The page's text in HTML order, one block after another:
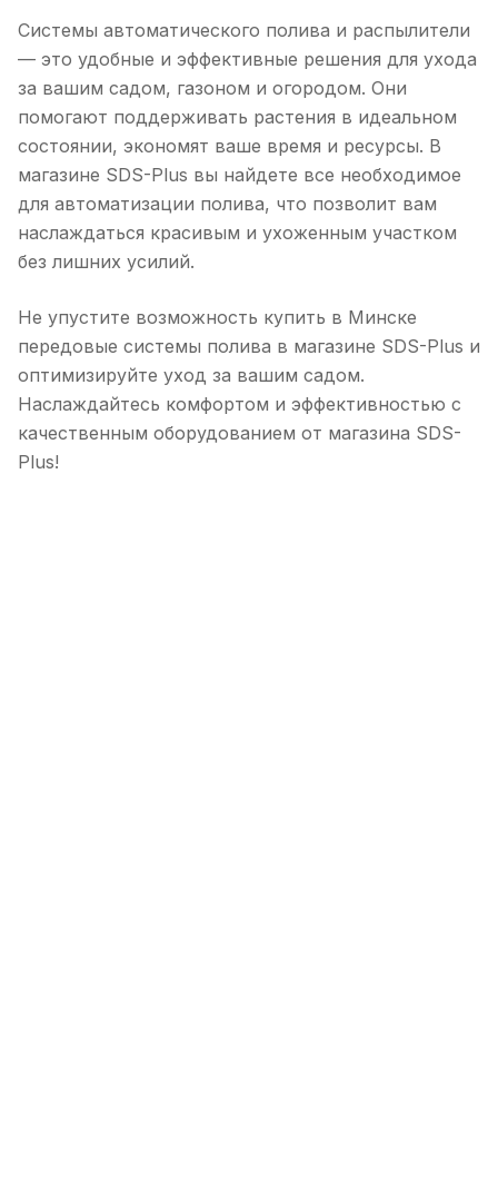
Системы автоматического полива и распылители
— это удобные и эффективные решения для ухода
за вашим садом, газоном и огородом. Они
помогают поддерживать растения в идеальном
состоянии, экономят ваше время и ресурсы. В
магазине SDS-Plus вы найдете все необходимое
для автоматизации полива, что позволит вам
наслаждаться красивым и ухоженным участком
без лишних усилий.
Не упустите возможность купить в Минске
передовые системы полива в магазине SDS-Plus и
оптимизируйте уход за вашим садом.
Наслаждайтесь комфортом и эффективностью с
качественным оборудованием от магазина SDS-
Plus!